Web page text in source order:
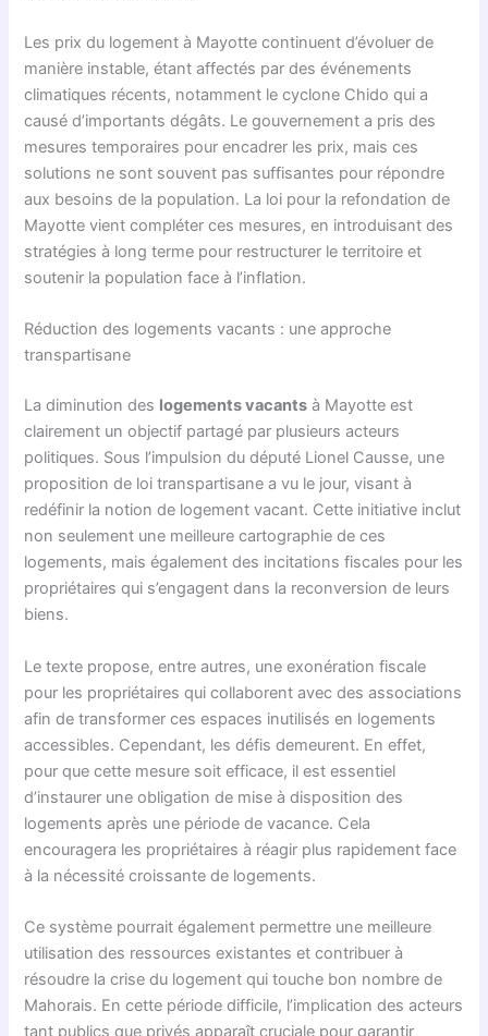
Les prix du logement à Mayotte continuent d’évoluer de
manière instable, étant affectés par des événements
climatiques récents, notamment le cyclone Chido qui a
causé d’importants dégâts. Le gouvernement a pris des
mesures temporaires pour encadrer les prix, mais ces
solutions ne sont souvent pas suffisantes pour répondre
aux besoins de la population. La loi pour la refondation de
Mayotte vient compléter ces mesures, en introduisant des
stratégies à long terme pour restructurer le territoire et
soutenir la population face à l’inflation.
Réduction des logements vacants : une approche
transpartisane
La diminution des logements vacants à Mayotte est
clairement un objectif partagé par plusieurs acteurs
politiques. Sous l’impulsion du député Lionel Causse, une
proposition de loi transpartisane a vu le jour, visant à
redéfinir la notion de logement vacant. Cette initiative inclut
non seulement une meilleure cartographie de ces
logements, mais également des incitations fiscales pour les
propriétaires qui s’engagent dans la reconversion de leurs
biens.
Le texte propose, entre autres, une exonération fiscale
pour les propriétaires qui collaborent avec des associations
afin de transformer ces espaces inutilisés en logements
accessibles. Cependant, les défis demeurent. En effet,
pour que cette mesure soit efficace, il est essentiel
d’instaurer une obligation de mise à disposition des
logements après une période de vacance. Cela
encouragera les propriétaires à réagir plus rapidement face
à la nécessité croissante de logements.
Ce système pourrait également permettre une meilleure
utilisation des ressources existantes et contribuer à
résoudre la crise du logement qui touche bon nombre de
Mahorais. En cette période difficile, l’implication des acteurs
tant publics que privés apparaît cruciale pour garantir